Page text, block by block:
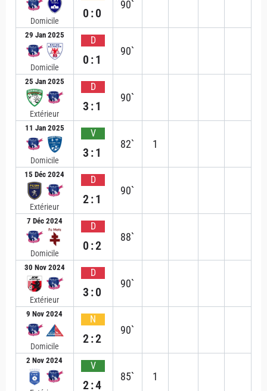
Domicile
0:0
90`
29 Jan 2025
Domicile
D
0:1
90`
25 Jan 2025
Extérieur
D
3:1
90`
11 Jan 2025
Domicile
V
3:1
82` 1
15 Déc 2024
Extérieur
D
2:1
90`
7 Déc 2024
Domicile
D
0:2
88`
30 Nov 2024
Extérieur
D
3:0
90`
9 Nov 2024
Domicile
N
2:2
90`
2 Nov 2024 V
2:4
85` 1